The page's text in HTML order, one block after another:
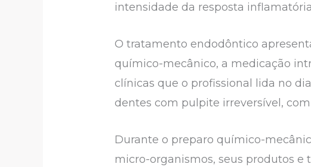
intensidade da resposta
O tratamento endodôntico
químico-mecânico, a medicação
clínicas que o profissional lida no
dentes com pulpite irreversível,
Durante o preparo químico-
micro-organismos, seus produtos